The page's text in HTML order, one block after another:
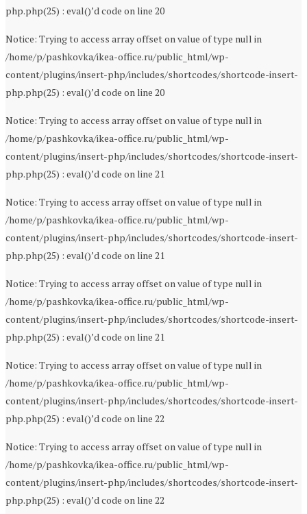
php.php(25) : eval()’d code on line 20
Notice: Trying to access array offset on value of type null in
/home/p/pashkovka/ikea-office.ru/public_html/wp-
content/plugins/insert-php/includes/shortcodes/shortcode-insert-
php.php(25) : eval()’d code on line 20
Notice: Trying to access array offset on value of type null in
/home/p/pashkovka/ikea-office.ru/public_html/wp-
content/plugins/insert-php/includes/shortcodes/shortcode-insert-
php.php(25) : eval()’d code on line 21
Notice: Trying to access array offset on value of type null in
/home/p/pashkovka/ikea-office.ru/public_html/wp-
content/plugins/insert-php/includes/shortcodes/shortcode-insert-
php.php(25) : eval()’d code on line 21
Notice: Trying to access array offset on value of type null in
/home/p/pashkovka/ikea-office.ru/public_html/wp-
content/plugins/insert-php/includes/shortcodes/shortcode-insert-
php.php(25) : eval()’d code on line 21
Notice: Trying to access array offset on value of type null in
/home/p/pashkovka/ikea-office.ru/public_html/wp-
content/plugins/insert-php/includes/shortcodes/shortcode-insert-
php.php(25) : eval()’d code on line 22
Notice: Trying to access array offset on value of type null in
/home/p/pashkovka/ikea-office.ru/public_html/wp-
content/plugins/insert-php/includes/shortcodes/shortcode-insert-
php.php(25) : eval()’d code on line 22